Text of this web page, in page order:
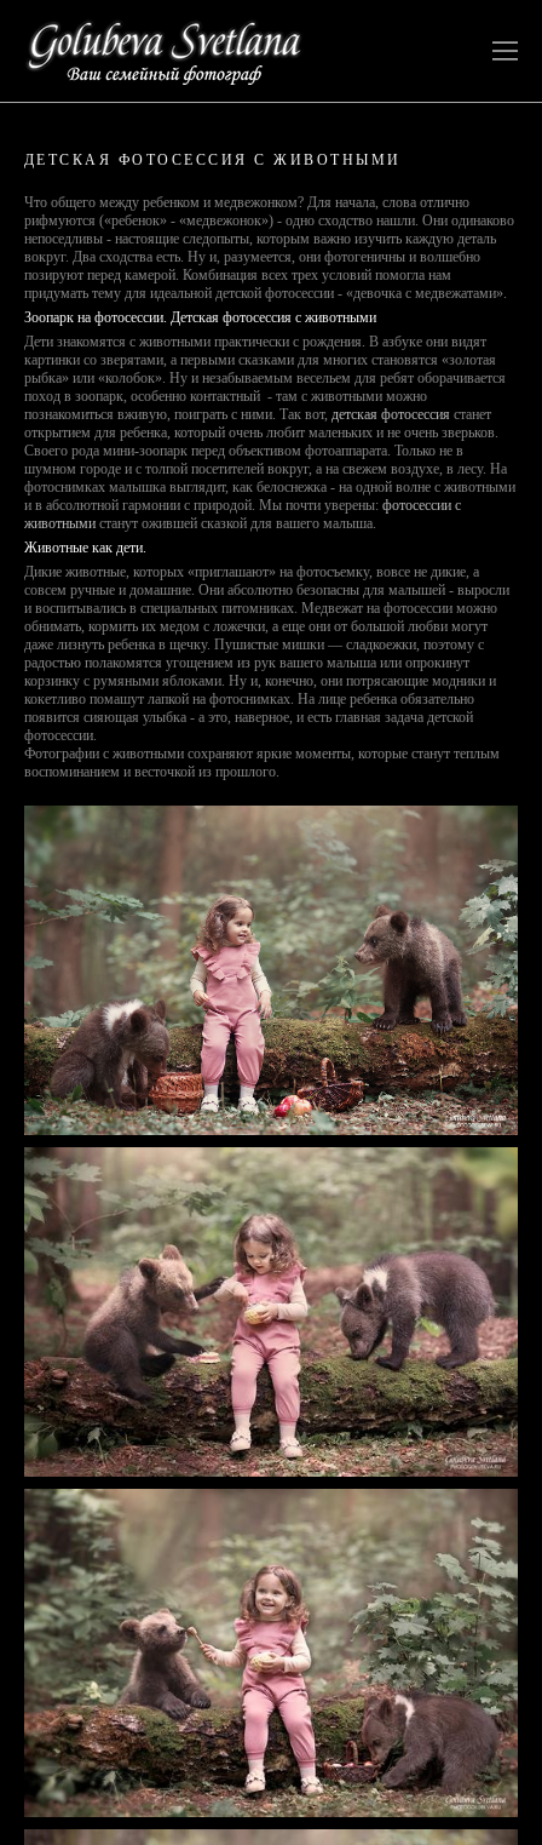
ДЕТСКАЯ ФОТОСЕССИЯ С ЖИВОТНЫМИ
Что общего между ребенком и медвежонком? Для начала, слова отлично
рифмуются («ребенок» - «медвежонок») - одно сходство нашли. Они одинаково
непоседливы - настоящие следопыты, которым важно изучить каждую деталь
вокруг. Два сходства есть. Ну и, разумеется, они фотогеничны и волшебно
позируют перед камерой. Комбинация всех трех условий помогла нам
придумать тему для идеальной детской фотосессии - «девочка с медвежатами».
Зоопарк на фотосессии. Детская фотосессия с животными
Дети знакомятся с животными практически с рождения. В азбуке они видят
картинки со зверятами, а первыми сказками для многих становятся «золотая
рыбка» или «колобок». Ну и незабываемым весельем для ребят оборачивается
поход в зоопарк, особенно контактный - там с животными можно
познакомиться вживую, поиграть с ними. Так вот, детская фотосессия станет
открытием для ребенка, который очень любит маленьких и не очень зверьков.
Своего рода мини-зоопарк перед объективом фотоаппарата. Только не в
шумном городе и с толпой посетителей вокруг, а на свежем воздухе, в лесу. На
фотоснимках малышка выглядит, как белоснежка - на одной волне с животными
и в абсолютной гармонии с природой. Мы почти уверены: фотосессии с
животными станут ожившей сказкой для вашего малыша.
Животные как дети.
Дикие животные, которых «приглашают» на фотосъемку, вовсе не дикие, а
совсем ручные и домашние. Они абсолютно безопасны для малышей - выросли
и воспитывались в специальных питомниках. Медвежат на фотосессии можно
обнимать, кормить их медом с ложечки, а еще они от большой любви могут
даже лизнуть ребенка в щечку. Пушистые мишки — сладкоежки, поэтому с
радостью полакомятся угощением из рук вашего малыша или опрокинут
корзинку с румяными яблоками. Ну и, конечно, они потрясающие модники и
кокетливо помашут лапкой на фотоснимках. На лице ребенка обязательно
появится сияющая улыбка - а это, наверное, и есть главная задача детской
фотосессии.
Фотографии с животными сохраняют яркие моменты, которые станут теплым
воспоминанием и весточкой из прошлого.